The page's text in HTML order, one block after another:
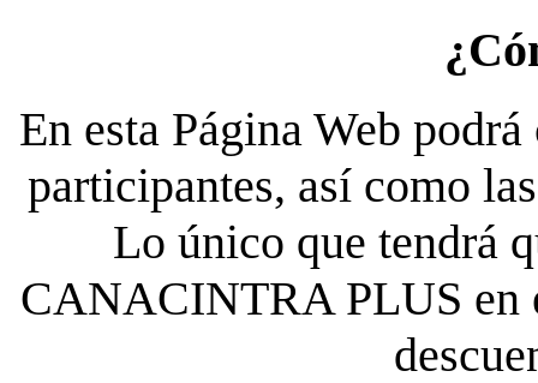
En esta Página Web
participantes, así como
Lo único que tendrá
CANACINTRA PLUS en